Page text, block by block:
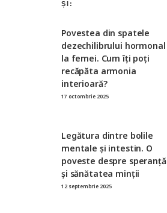
Povestea din spatele
dezechilibrului hormonal
la femei. Cum îți poți
recăpăta armonia
interioară?
17 octombrie 2025
Legătura dintre bolile
mentale și intestin. O
poveste despre speranță
și sănătatea minții
12 septembrie 2025